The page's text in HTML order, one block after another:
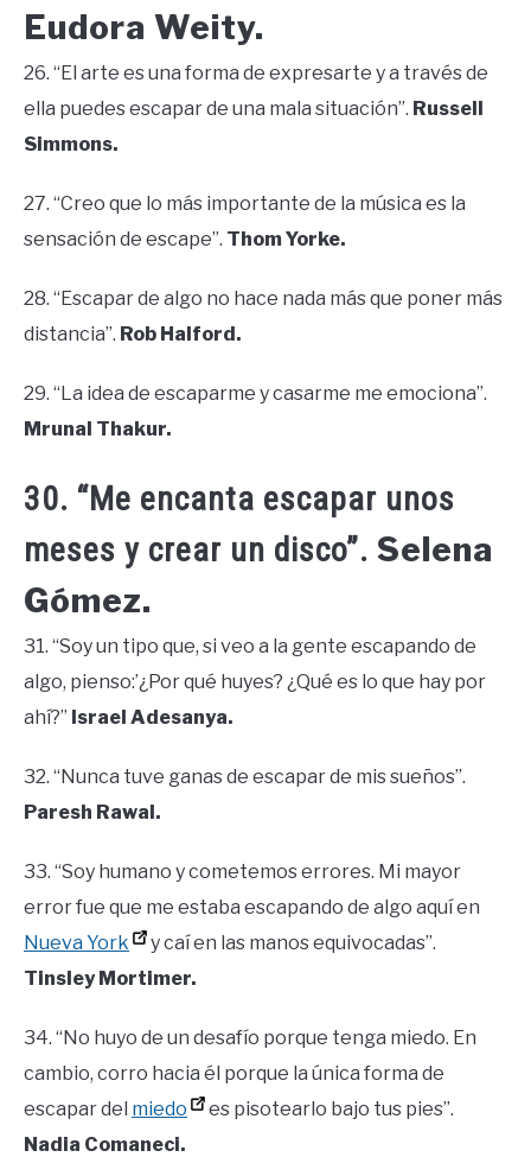
Eudora Weity.
26. “El arte es una forma de expresarte y a través de
ella puedes escapar de una mala situación”. Russell
Simmons.
27. “Creo que lo más importante de la música es la
sensación de escape”. Thom Yorke.
28. “Escapar de algo no hace nada más que poner más
distancia”. Rob Halford.
29. “La idea de escaparme y casarme me emociona”.
Mrunal Thakur.
30. “Me encanta escapar unos
meses y crear un disco”. Selena
Gómez.
31. “Soy un tipo que, si veo a la gente escapando de
algo, pienso:’¿Por qué huyes? ¿Qué es lo que hay por
ahí?” Israel Adesanya.
32. “Nunca tuve ganas de escapar de mis sueños”.
Paresh Rawal.
33. “Soy humano y cometemos errores. Mi mayor
error fue que me estaba escapando de algo aquí en
Nueva York
y caí en las manos equivocadas”.
Tinsley Mortimer.
34. “No huyo de un desafío porque tenga miedo. En
cambio, corro hacia él porque la única forma de
escapar del miedo
es pisotearlo bajo tus pies”.
Nadia Comaneci.